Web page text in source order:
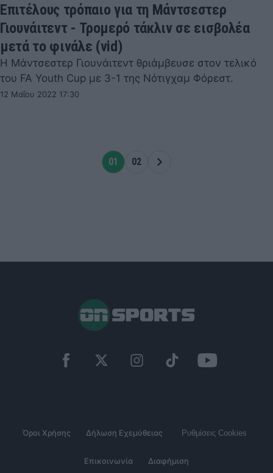
Επιτέλους τρόπαιο για τη Μάντσεστερ
Γιουνάιτεντ - Τρομερό τάκλιν σε εισβολέα
μετά το φινάλε (vid)
Η Μάντσεστερ Γιουνάιτεντ θριάμβευσε στον τελικό
του FA Youth Cup με 3-1 της Νότιγχαμ Φόρεστ.
12 Μαΐου 2022 17:30
01 02
Όροι Χρήσης Δήλωση Εχεμύθειας Ρυθμίσεις Cookies
Επικοινωνία Διαφήμιση